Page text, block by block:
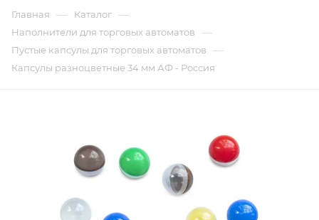
Главная — Каталог —
Наполнители для торговых автоматов —
Пустые капсулы для торговых автоматов —
Капсулы разноцветные 34 мм АФ - Россия